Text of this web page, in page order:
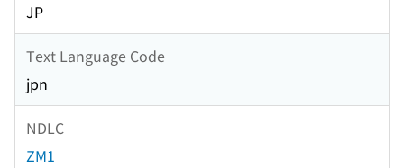
JP
Text Language Code
jpn
NDLC
ZM1